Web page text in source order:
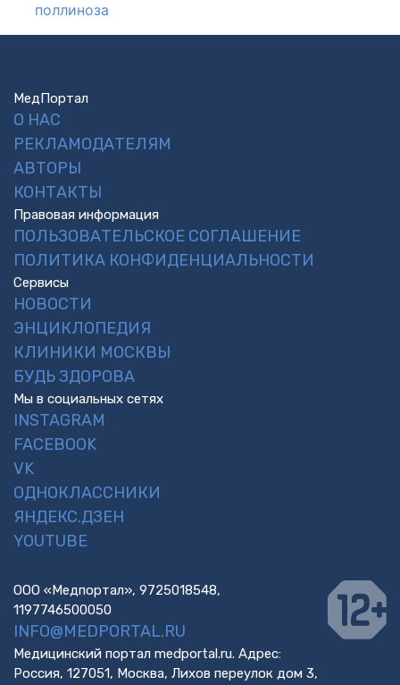
поллиноза
МедПортал
О НАС
РЕКЛАМОДАТЕЛЯМ
АВТОРЫ
КОНТАКТЫ
Правовая информация
ПОЛЬЗОВАТЕЛЬСКОЕ СОГЛАШЕНИЕ
ПОЛИТИКА КОНФИДЕНЦИАЛЬНОСТИ
Сервисы
НОВОСТИ
ЭНЦИКЛОПЕДИЯ
КЛИНИКИ МОСКВЫ
БУДЬ ЗДОРОВА
Мы в социальных сетях
INSTAGRAM
FACEBOOK
VK
ОДНОКЛАССНИКИ
ЯНДЕКС.ДЗЕН
YOUTUBE
ООО «Медпортал», 9725018548,
1197746500050
INFO@MEDPORTAL.RU
Медицинский портал medportal.ru. Адрес:
Россия, 127051, Москва, Лихов переулок дом 3,